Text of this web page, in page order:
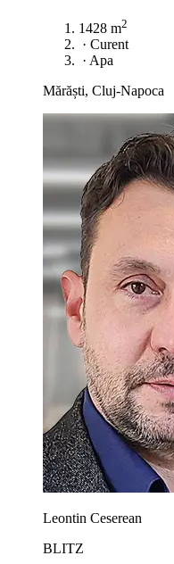
1428 m2
· Curent
· Apa
Mărăști, Cluj-Napoca
Leontin Ceserean
BLITZ